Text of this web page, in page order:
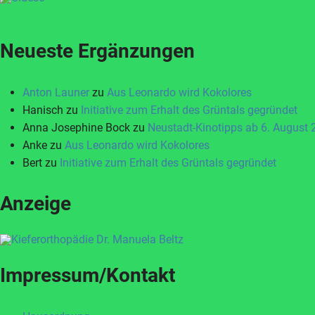
Neueste Ergänzungen
Anton Launer zu Aus Leonardo wird Kokolores
Hanisch zu Initiative zum Erhalt des Grüntals gegründet
Anna Josephine Bock zu Neustadt-Kinotipps ab 6. August
Anke zu Aus Leonardo wird Kokolores
Bert zu Initiative zum Erhalt des Grüntals gegründet
Anzeige
Impressum/Kontakt